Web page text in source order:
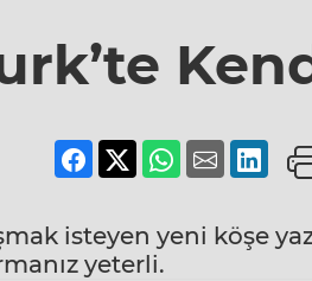
isteyen yeni köşe
yeterli.